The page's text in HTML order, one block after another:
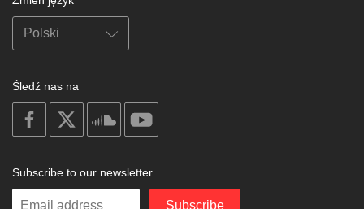
Śledź nas na
on
facebook
soundcloud
Subscribe to our newsletter
Enter
Subscribe